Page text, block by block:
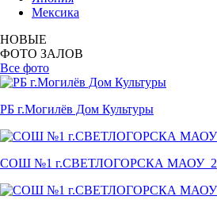
Мексика
НОВЫЕ
ФОТО ЗАЛОВ
Все фото
РБ г.Могилёв Дом Культуры
СОШ №1 г.СВЕТЛОГОРСКА МАОУ_2